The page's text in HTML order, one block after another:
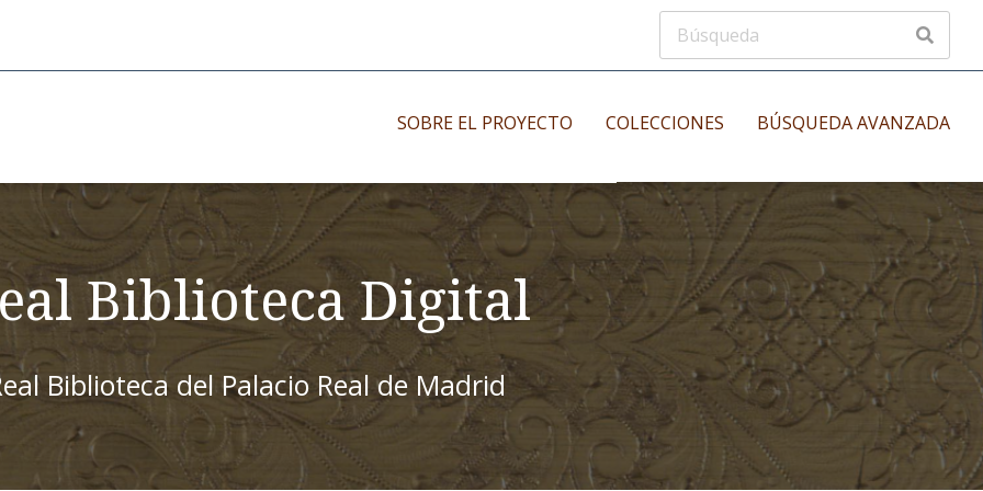
SOBRE EL PROYECTO COLECCIONES
Impresos antiguos
Impresos modernos
Impresos menores
Manuscritos musicales
Incunables
BÚSQUEDA AVANZADA
Biblioteca Digital
Biblioteca del Palacio Real de Madrid